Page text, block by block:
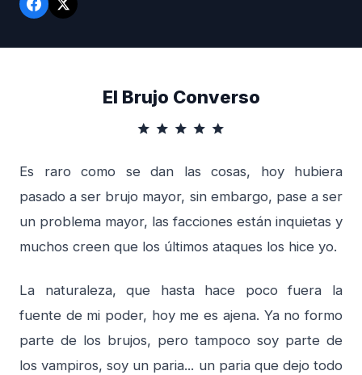
El Brujo Converso
star star star star star
Es raro como se dan las cosas, hoy hubiera
pasado a ser brujo mayor, sin embargo, pase a ser
un problema mayor, las facciones están inquietas y
muchos creen que los últimos ataques los hice yo.
La naturaleza, que hasta hace poco fuera la
fuente de mi poder, hoy me es ajena. Ya no formo
parte de los brujos, pero tampoco soy parte de
los vampiros, soy un paria... un paria que dejo todo